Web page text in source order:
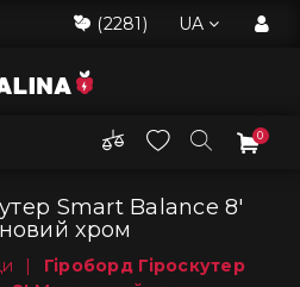
(2281) UA
0
Smart Balance 8'
хром
|
Гіроборд Гіроскутер